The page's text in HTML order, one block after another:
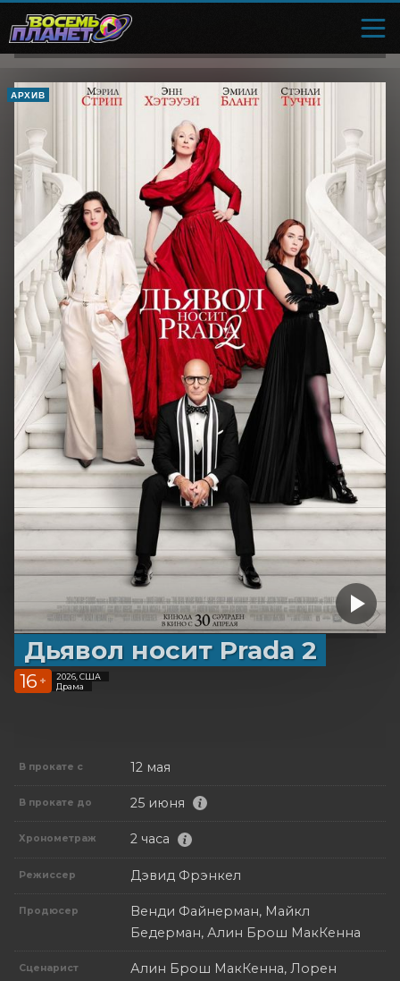
АРХИВ
Дьявол носит Prada 2
16 +
2026, США
Драма
В прокате с 12 мая
В прокате до 25 июня
Хронометраж 2 часа
Режиссер Дэвид Фрэнкел
Продюсер
Венди Файнерман, Майкл
Бедерман, Алин Брош МакКенна
Сценарист
Алин Брош МакКенна, Лорен